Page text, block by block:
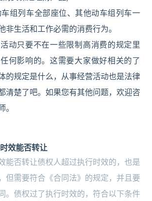
组列车全部座位、其他动车组列车一
非生活和工作必需的消费行为。
动只要不在一些限制高消费的规定里
何影响的。这需要大家做好相关的了
的规定是什么，从事经营活动也是法律
清楚了吧。如果您有其他问题，欢迎咨
效能否转让
能否转让债权人超过执行时效的，也是
但需要符合《合同法》的规定，并且要
。债权过了执行时效的，符合以下条件